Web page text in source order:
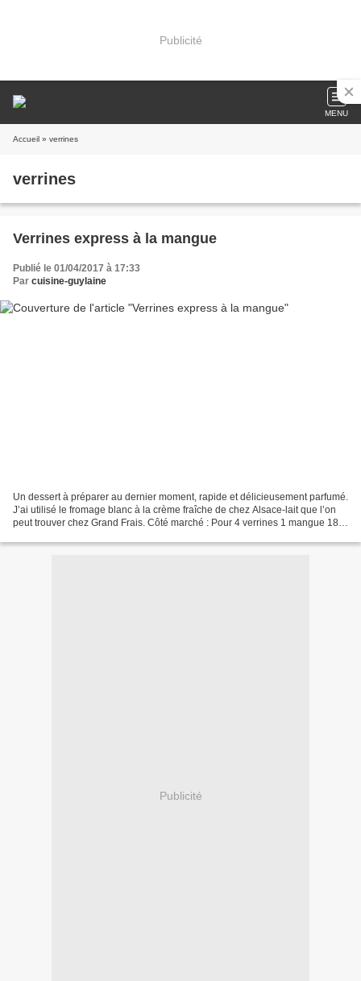
Publicité
MENU
Accueil » verrines
verrines
Verrines express à la mangue
Publié le 01/04/2017 à 17:33
Par cuisine-guylaine
Un dessert à préparer au dernier moment, rapide et délicieusement parfumé.
J’ai utilisé le fromage blanc à la crème fraîche de chez Alsace-lait que l’on
peut trouver chez Grand Frais. Côté marché : Pour 4 verrines 1 mangue 180
Publicité